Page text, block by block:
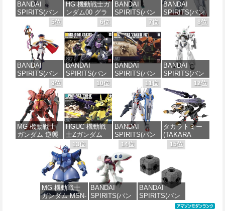
BANDAI
SPIRITS(バン
ダイ スピリッ
ツ) 30MS SIS-
J00 メルンジ
ャ[カラーA] 色
分け済みプラ
モデル
価格：¥4,200
HG 機動戦士ガ
ンダム00 グラ
ハム専用ユニ
オンフラッグ
カスタム 1/144
スケール 色分
け済みプラモ
デル
価格：¥1,800
BANDAI
SPIRITS(バン
ダイスピリッ
ツ) 30MS SIS-
H00 セスティ
エ[カラーC] 色
分け済みプラ
モデル
価格：¥4,600
BANDAI
SPIRITS(バン
ダイ スピリッ
ツ) HGAW 機
動新世紀ガン
ダムX ガンダ
ムエアマスタ
ー 1/144スケー
ル 色分け済み
プラモデル
価格：¥3,782
5位
BANDAI
SPIRITS(バン
ダイ スピリッ
ツ) 30MS
Fate/Grand
Order アルトリ
ア・キャスタ
ー 色分け済み
プラモデル
価格：¥7,800
6位
BANDAI
SPIRITS(バン
ダイ スピリッ
ツ) HGUC 機動
戦士ガンダム
ザクI(黒い三連
星仕様) 1/144
スケール 色分
け済みプラモ
デル
価格：¥2,200
7位
BANDAI
SPIRITS(バン
ダイ スピリッ
ツ) HGUC
1/144 ザクII
(ガルマ専用機)
(機動戦士ガン
ダム)
価格：¥2,880
8位
BANDAI
SPIRITS(バン
ダイ スピリッ
ツ) 機動警察パ
トレイバー
EZY RG 1/48
AV-98Plus (イ
ングラム・プ
ラス) 色分け済
みプラモデル
9位
MG 機動戦士
ガンダム 逆襲
04 サザビー
Ver.Ka 1/100ス
ケール 色分け
済みプラモデ
価格：¥15,000
10位
HGUC 機動戦
士Zガンダム
PMX-003 ジ・
オ 1/144スケー
ル 色分け済み
プラモデル
価格：¥4,200
11位
BANDAI
SPIRITS(バン
ダイ スピリッ
ツ) FULL
MECHANICS
機動戦士ガン
ダム 水星の魔
女 ガンダムエ
アリアル 1/100
スケール 色分
12位
タカラトミー
(TAKARA
TOMY) T-
SPARK
MODEL リアラ
イズモデル
ZOIDS ゾイド
RMZ-025 ライ
ガーゼロファ
ルコン (ZBF)
13位
MG 機動戦士
ガンダム MSN-
14位
BANDAI
SPIRITS(バン
15位
BANDAI
SPIRITS(バン
ダイ スピリッ